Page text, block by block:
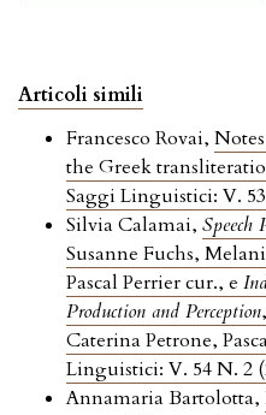
Articoli simili
Francesco Rovai,
the Greek
Saggi Linguistici: V.
Silvia Calamai, Speech
Susanne Fuchs,
Pascal Perrier cur., e
Production and Perception
Caterina Petrone,
Linguistici: V. 54 N. 2
Annamaria Bartolotta,